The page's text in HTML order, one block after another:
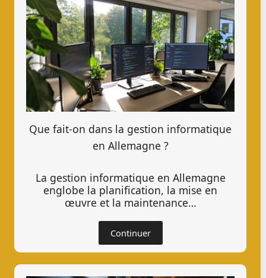
Que fait-on dans la gestion informatique
en Allemagne ?
La gestion informatique en Allemagne
englobe la planification, la mise en
œuvre et la maintenance…
Continuer